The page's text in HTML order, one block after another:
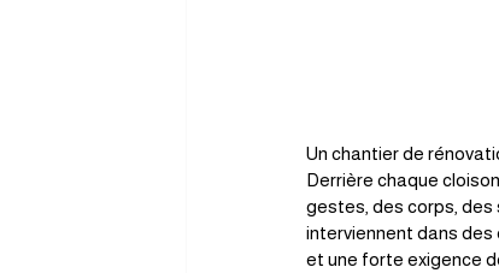
Un chantier de
Derrière chaque
gestes, des corps, des
interviennent dans
et une forte exigence